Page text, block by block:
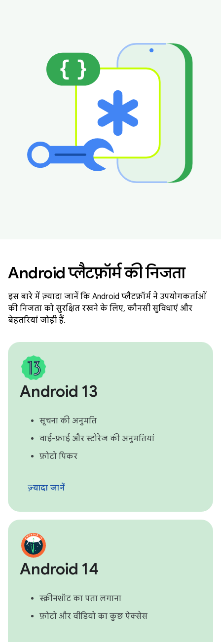
Android प्लैटफ़ॉर्म की निजता
इस बारे में ज़्यादा जानें कि Android प्लैटफ़ॉर्म ने उपयोगकर्ताओं
की निजता को सुरक्षित रखने के लिए, कौनसी सुविधाएं और
बेहतरियां जोड़ी हैं.
Android 13
सूचना की अनुमति
वाई-फ़ाई और स्टोरेज की अनुमतियां
फ़ोटो पिकर
ज़्यादा जानें
Android 14
स्क्रीनशॉट का पता लगाना
फ़ोटो और वीडियो का कुछ ऐक्सेस